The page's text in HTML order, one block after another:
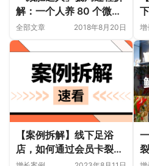
解：一个人养 80 个微信
号，靠减肥药月赚 500
万
全部文章 2018年8月20日 增
【案例拆解】线下足浴
店，如何通过会员卡裂变
900人，从而实现盈利？